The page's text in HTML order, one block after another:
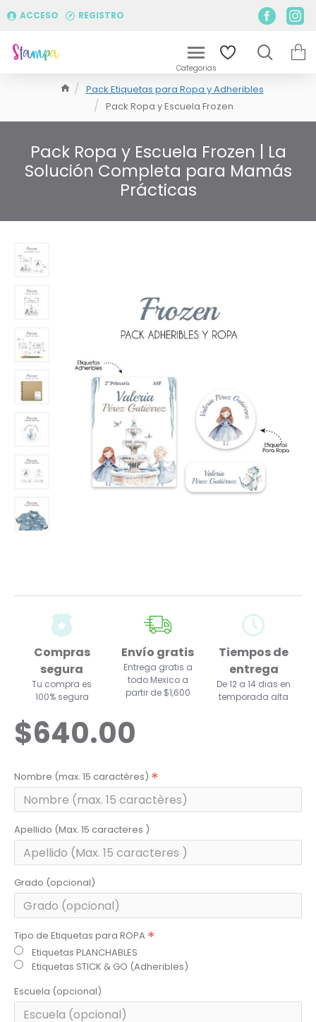
ACCESO REGISTRO
Pack Etiquetas para Ropa y Adheribles
Pack Ropa y Escuela Frozen
Pack Ropa y Escuela Frozen | La
Solución Completa para Mamás
Prácticas
Compras
segura
Tu compra es
100% segura
Envío gratis
Entrega gratis a
todo Mexico a
partir de $1,600
Tiempos de
entrega
De 12 a 14 dias en
temporada alta
$640.00
Nombre (max. 15 caractères)
Apellido (Max. 15 caracteres )
Grado (opcional)
Tipo de Etiquetas para ROPA
Etiquetas PLANCHABLES
Etiquetas STICK & GO (Adheribles)
Escuela (opcional)